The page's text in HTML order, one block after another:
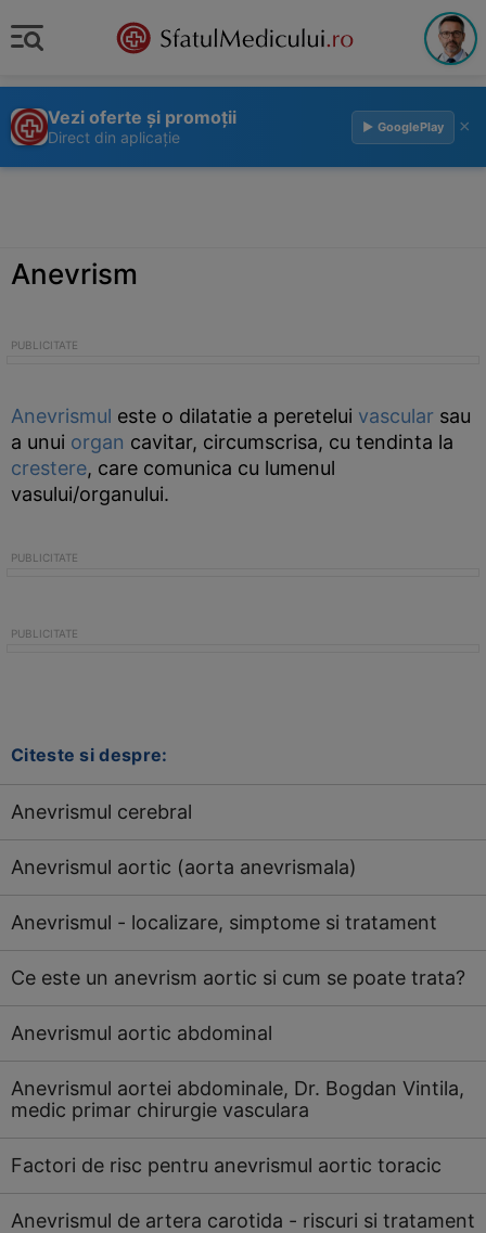
Vezi oferte și promoții
Direct din aplicație
▶ GooglePlay ×
Anevrism
Anevrismul este o dilatatie a peretelui vascular sau
a unui organ cavitar, circumscrisa, cu tendinta la
crestere, care comunica cu lumenul
vasului/organului.
Citeste si despre:
Anevrismul cerebral
Anevrismul aortic (aorta anevrismala)
Anevrismul - localizare, simptome si tratament
Ce este un anevrism aortic si cum se poate trata?
Anevrismul aortic abdominal
Anevrismul aortei abdominale, Dr. Bogdan Vintila,
medic primar chirurgie vasculara
Factori de risc pentru anevrismul aortic toracic
Anevrismul de artera carotida - riscuri si tratament